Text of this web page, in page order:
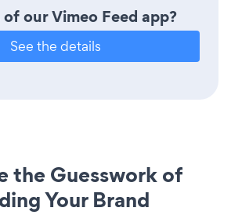
our Vimeo Feed app?
See the details
the Guesswork of
Your Brand